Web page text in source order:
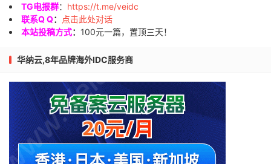
TG电报群： https://t.me/veidc
联系Q Q： 点击此处对话
本站投稿方式： 100元一篇，置顶三天！
华纳云,8年品牌海外IDC服务商